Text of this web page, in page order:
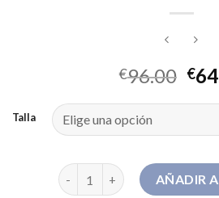
€96.00 €
Talla
anorak ligero mujer cantidad
AÑADIR